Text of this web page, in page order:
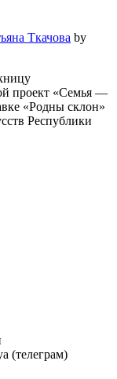
Ткачова by
проект «Семья —
«Родны склон»
Республики
(телеграм)